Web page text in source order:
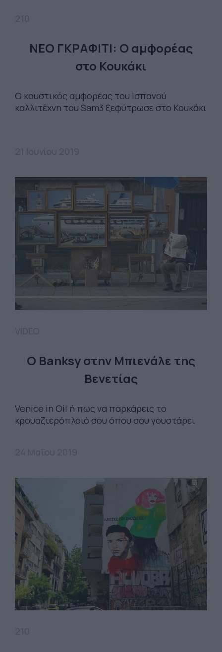
ΝΕΟ ΓΚΡΑΦΙΤΙ: Ο αμφορέας
στο Κουκάκι
Ο καυστικός αμφορέας του Ισπανού
καλλιτέχνη του Sam3 ξεφύτρωσε στο Κουκάκι
O Banksy στην Μπιενάλε της
Βενετίας
Venice in Oil ή πως να παρκάρεις το
κρουαζιερόπλοιό σου όπου σου γουστάρει